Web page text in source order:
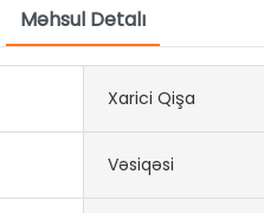
Məhsul Detalı
Xarici Qişa
Vəsiqəsi